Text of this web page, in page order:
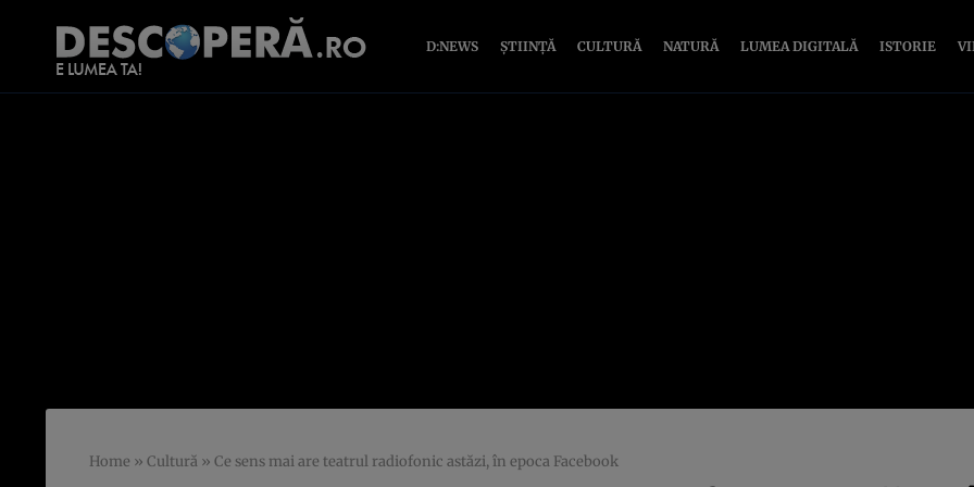
D:NEWS ȘTIINȚĂ CULTURĂ NATURĂ LUMEA DIGITALĂ ISTORIE
Home » Cultură » Ce sens mai are teatrul radiofonic astăzi, în epoca Facebook